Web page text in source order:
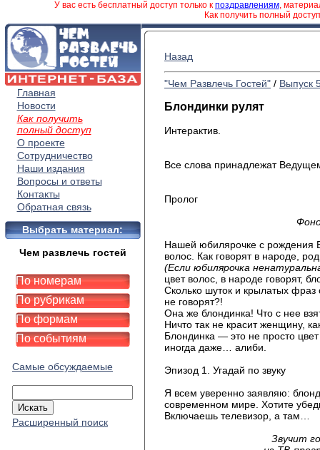
У вас есть бесплатный доступ только к поздравлениям,
Как получить полный
Главная
Новости
Как получить
полный доступ
О проекте
Сотрудничество
Наши издания
Вопросы и ответы
Контакты
Обратная связь
Выбрать материал:
Чем развлечь гостей
По номерам
По рубрикам
По формам
По событиям
Самые обсуждаемые
Расширенный поиск
Назад
"Чем Развлечь Гостей" / Выпуск
Блондинки рулят
Интерактив.
Все слова принадлежат
Пролог
Нашей юбилярочке с рождения
волос. Как говорят в народе,
(Если юбилярочка
цвет волос, в народе говорят,
Сколько шуток и крылатых фраз
не говорят?!
Она же блондинка! Что с нее
Ничто так не красит женщину,
Блондинка — это не просто
иногда даже… алиби.
Эпизод 1. Угадай по звуку
Я всем уверенно заявляю:
современном мире. Хотите
Включаешь телевизор, а там…
Звучит